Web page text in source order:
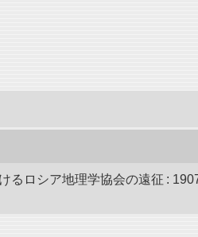
ロシア地理学協会の遠征 :